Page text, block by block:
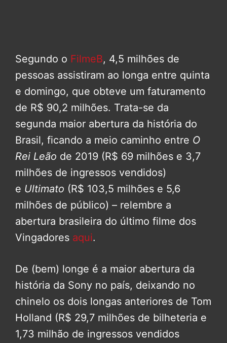
Segundo o FilmeB, 4,5 milhões de
pessoas assistiram ao longa entre quinta
e domingo, que obteve um faturamento
de R$ 90,2 milhões. Trata-se da
segunda maior abertura da história do
Brasil, ficando a meio caminho entre O
Rei Leão de 2019 (R$ 69 milhões e 3,7
milhões de ingressos vendidos)
e Ultimato (R$ 103,5 milhões e 5,6
milhões de público) – relembre a
abertura brasileira do último filme dos
Vingadores aqui.
De (bem) longe é a maior abertura da
história da Sony no país, deixando no
chinelo os dois longas anteriores de Tom
Holland (R$ 29,7 milhões de bilheteria e
1,73 milhão de ingressos vendidos